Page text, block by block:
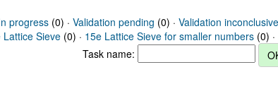
progress(0) · Validation pending (0) · Validation inconclusive
Lattice Sieve (0) · 15e Lattice Sieve for smaller numbers (0) ·
Task name: